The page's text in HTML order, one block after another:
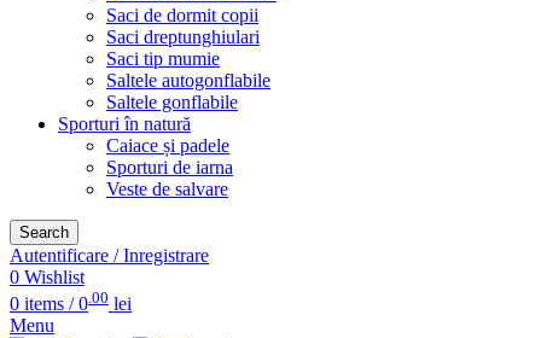
Saci de dormit copii
Saci dreptunghiulari
Saci tip mumie
Saltele autogonflabile
Saltele gonflabile
Sporturi în natură
Caiace și padele
Sporturi de iarna
Veste de salvare
Search
Autentificare / Inregistrare
0 Wishlist
0 items / 0.00 lei
Menu